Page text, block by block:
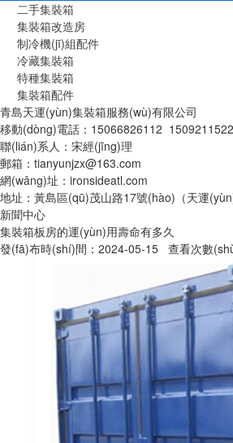
二手集裝箱
集裝箱改造房
制冷機(jī)組配件
冷藏集裝箱
特種集裝箱
集裝箱配件
青島天運(yùn)集裝箱服務(wù)有限公司
移動(dòng)電話：15066826112
聯(lián)系人：宋經(jīng)理
郵箱：tianyunjzx@163.com
網(wǎng)址：ironsideatl.com
地址：黃島區(qū)茂山路17號(hào)（天運
新聞中心
集裝箱板房的運(yùn)用壽命有多久
發(fā)布時(shí)間：2024-05-15 查看次數